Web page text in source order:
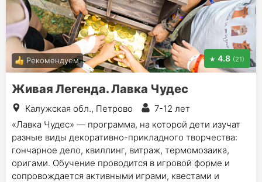
Рекомендуем 4.8 (21)
Живая Легенда. Лавка Чудес
Калужская обл., Петрово
7-12 лет
«Лавка Чудес» — программа, на которой дети изучат
разные виды декоративно-прикладного творчества:
гончарное дело, квиллинг, витраж, термомозаика,
оригами. Обучение проводится в игровой форме и
сопровождается активными играми, квестами и